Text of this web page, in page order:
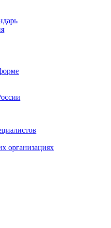
организациях